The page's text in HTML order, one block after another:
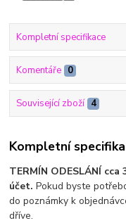
Kompletní specifikace
Komentáře 0
Související zboží 4
Kompletní
TERMÍN ODESLÁNÍ
účet.Pokud byste
do poznámky k
dříve.